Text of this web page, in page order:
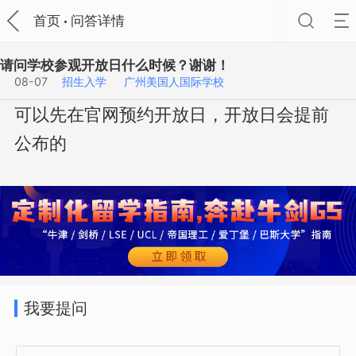
首页 问答详情
请问学校参观开放日什么时候？谢谢！
08-07 招生入学 广州美国人国际学校
可以先在官网预约开放日，开放日会提前
公布的
我要提问